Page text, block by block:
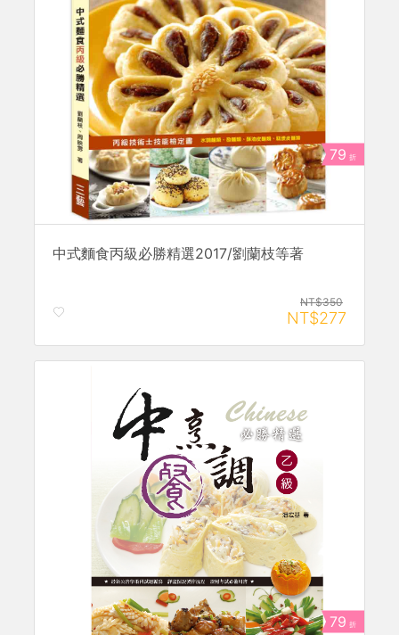
79 折
中式麵食丙級必勝精選2017/劉蘭枝等著
NT$350
NT$277
79 折